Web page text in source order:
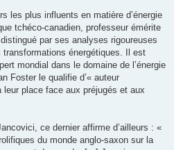
les plus influents en matière d’énergie
tchéco-canadien, professeur émérite
par ses analyses rigoureuses
énergétiques. Il est
mondial dans le domaine de l’énergie
Foster le qualifie d’« auteur
place face aux préjugés et aux
ce dernier affirme d’ailleurs : «
du monde anglo-saxon sur la